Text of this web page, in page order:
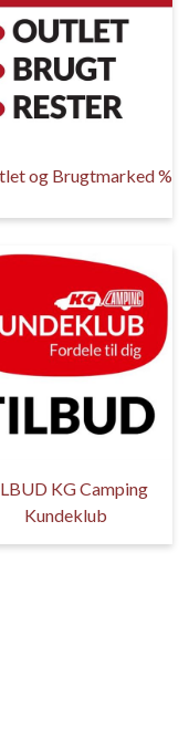
og Brugtmarked %
KG Camping
Kundeklub